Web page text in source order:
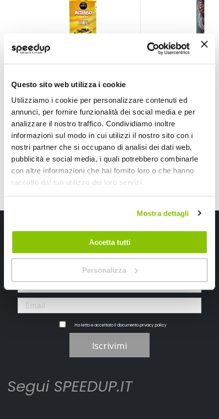
Questo sito web utilizza i cookie
Utilizziamo i cookie per personalizzare contenuti ed
annunci, per fornire funzionalità dei social media e per
analizzare il nostro traffico. Condividiamo inoltre
informazioni sul modo in cui utilizzi il nostro sito con i
nostri partner che si occupano di analisi dei dati web,
pubblicità e social media, i quali potrebbero combinarle
con altre informazioni che hai fornito loro o che hanno
raccolto dal tuo utilizzo dei loro servizi.
Mostra dettagli
Accetta tutti
Personalizza
AROMA CAR
150ml
5,95 €
CONSEGNA IN 48H
7,50 €
CONSEGNA IN 48H
Iscriviti alla newsletter Speedup
Ricevi subito uno sconto del 10% per il tuo primo acquisto online!
Ho letto e accettato il documentoprivacy policy
Iscrivimi
Segui SPEEDUP.IT